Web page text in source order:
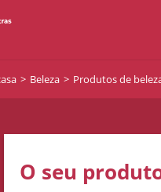
Beleza Produtos de
O seu